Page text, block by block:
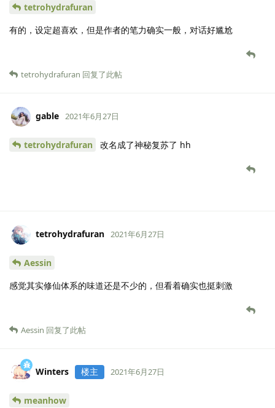
tetrohydrafuran
有的，设定超喜欢，但是作者的笔力确实一般，对话好尴尬
tetrohydrafuran 回复了此帖
gable 2021年6月27日
tetrohydrafuran 改名成了神秘复苏了 hh
tetrohydrafuran 2021年6月27日
Aessin
感觉其实修仙体系的味道还是不少的，但看着确实也挺刺激
Aessin 回复了此帖
Winters 楼主 2021年6月27日
meanhow